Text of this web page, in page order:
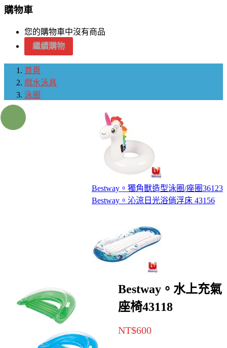
購物車
您的購物車中沒有商品
繼續購物
首頁
戲水泳具
泳圈
Bestway。獨角獸造型泳圈/座圈36123
Bestway。沁涼日光浴倘浮床 43156
Bestway。水上充氣
座椅43118
NT$600